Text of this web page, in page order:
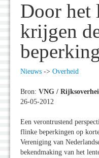
Door het
krijgen
Nieuws -> Overheid
Bron: VNG /
26-05-2012
Een verontrustend
flinke beperkingen op
Vereniging van
bekendmaking van het